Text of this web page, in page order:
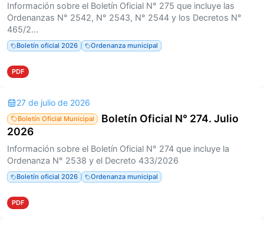
Información sobre el Boletín Oficial N° 275 que incluye las
Ordenanzas N° 2542, N° 2543, N° 2544 y los Decretos N°
465/2...
Boletín oficial 2026 Ordenanza municipal
PDF
27 de julio de 2026
Boletín Oficial Municipal
Boletín Oficial N° 274. Julio
2026
Información sobre el Boletín Oficial N° 274 que incluye la
Ordenanza N° 2538 y el Decreto 433/2026
Boletín oficial 2026 Ordenanza municipal
PDF